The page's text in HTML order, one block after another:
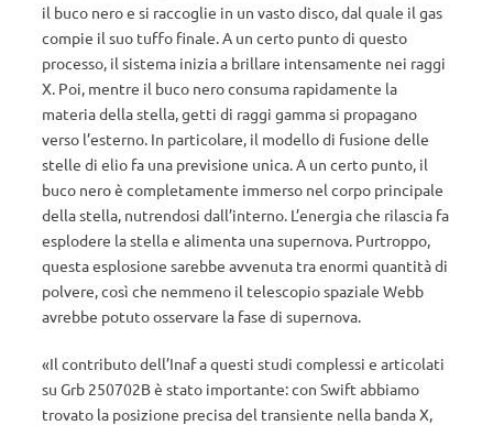
il buco nero e si raccoglie in un vasto disco, dal quale il gas
compie il suo tuffo finale. A un certo punto di questo
processo, il sistema inizia a brillare intensamente nei raggi
X. Poi, mentre il buco nero consuma rapidamente la
materia della stella, getti di raggi gamma si propagano
verso l’esterno. In particolare, il modello di fusione delle
stelle di elio fa una previsione unica. A un certo punto, il
buco nero è completamente immerso nel corpo principale
della stella, nutrendosi dall’interno. L’energia che rilascia fa
esplodere la stella e alimenta una supernova. Purtroppo,
questa esplosione sarebbe avvenuta tra enormi quantità di
polvere, così che nemmeno il telescopio spaziale Webb
avrebbe potuto osservare la fase di supernova.
«Il contributo dell’Inaf a questi studi complessi e articolati
su Grb 250702B è stato importante: con Swift abbiamo
trovato la posizione precisa del transiente nella banda X,